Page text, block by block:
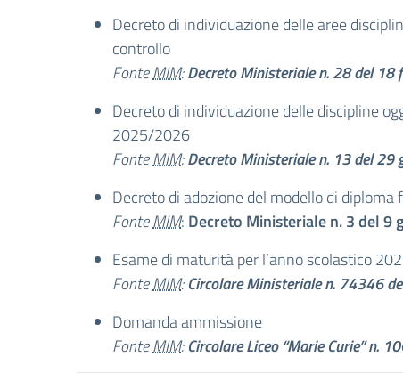
Decreto di individuazione delle aree
controllo
FonteMIM:Decreto Ministeriale n. 28 del
Decreto di individuazione delle discipline
2025/2026
FonteMIM:Decreto Ministeriale n. 13 del 29
Decreto di adozione del modello di
FonteMIM: Decreto Ministeriale n. 3 del 9
Esame di maturità per l’anno scolastico
FonteMIM:Circolare Ministeriale n. 74346
Domanda ammissione
FonteMIM:Circolare Liceo “Marie Curie” n.